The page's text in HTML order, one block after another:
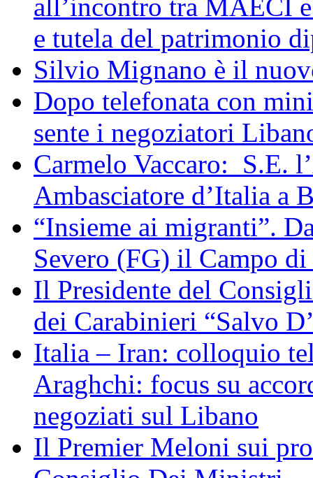
all’incontro tra MAECI
e tutela del patrimonio
Silvio Mignano è il
Dopo telefonata con
sente i negoziatori
Carmelo Vaccaro: S.E.
Ambasciatore d’Italia a
“Insieme ai migranti”.
Severo (FG) il Campo
Il Presidente del
dei Carabinieri “Salvo
Italia – Iran: colloquio
Araghchi: focus su
negoziati sul Libano
Il Premier Meloni sui